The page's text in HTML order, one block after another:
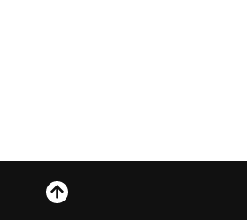
Subir